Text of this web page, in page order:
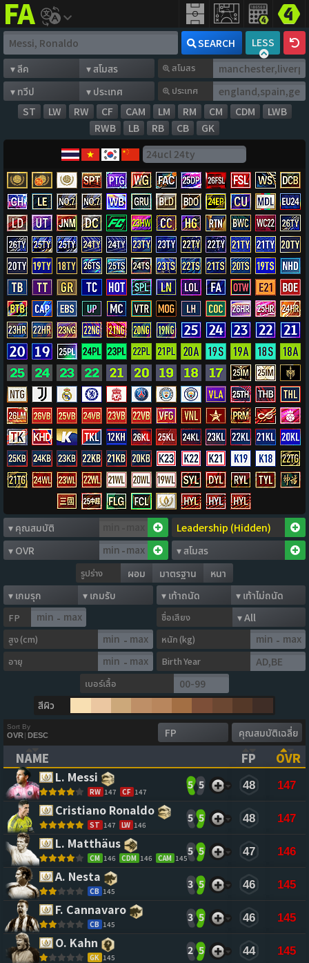
FIFAaddict SEARCH LESS
สโมสร
ประเทศ
ST LW RW CF CAM LM RM CM CDM
LWB
RWB
LB RB CB GK
-
รูปร่าง ผอม มาตรฐาน หนา
FP -
ชื่อเสียง
สูง (cm)
- หนัก (kg) -
อายุ -
Birth Year
เบอร์เสื้อ
สีผิว
Sort By
OVR| DESC
NAME
(CLICK TO CLEAR SORTING)
FP
OVR
L. Messi
RW 147 CF 147
5 5 48 147
Cristiano Ronaldo
ST 147 LW 146
5 5 48 147
L. Matthäus
CM 146 CDM 146 CAM 145
5 5 47 146
A. Nesta
CB 145
3 5 46 145
F. Cannavaro
CB 145
3 5 46 145
O. Kahn
GK 145
2 5 44 145